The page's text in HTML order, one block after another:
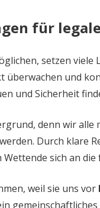
für
setzen viele
überwachen und
und Sicherheit
denn wir alle
Durch klare
sich an
weil sie uns vor